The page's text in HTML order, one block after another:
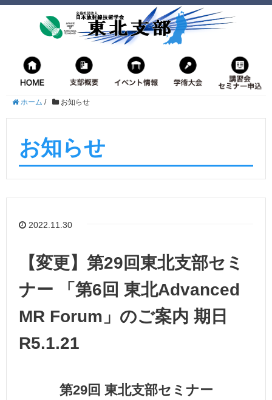
ホーム / お知らせ
お知らせ
2022.11.30
【変更】第29回東北⽀部セミ
ナー 「第6回 東北Advanced
MR Forum」のご案内 期日
R5.1.21
第29回 東北⽀部セミナー